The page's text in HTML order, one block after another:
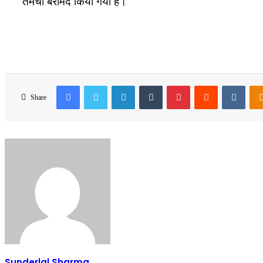
Share
FacebookTwitter LinkedInTumblr PinterestReddit